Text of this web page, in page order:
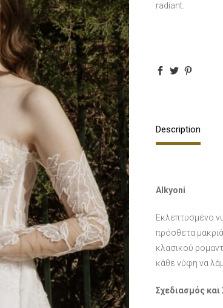
radiant.
Description
Alkyoni
Εκλεπτυσμένο
πρόσθετα
κλασικού
κάθε νύφη να
Σχεδιασμός και